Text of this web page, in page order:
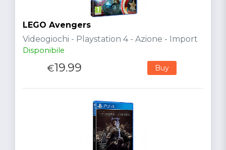
LEGO Avengers
Videogiochi - Playstation 4 - Azione - Import
Disponibile
€19.99 Buy